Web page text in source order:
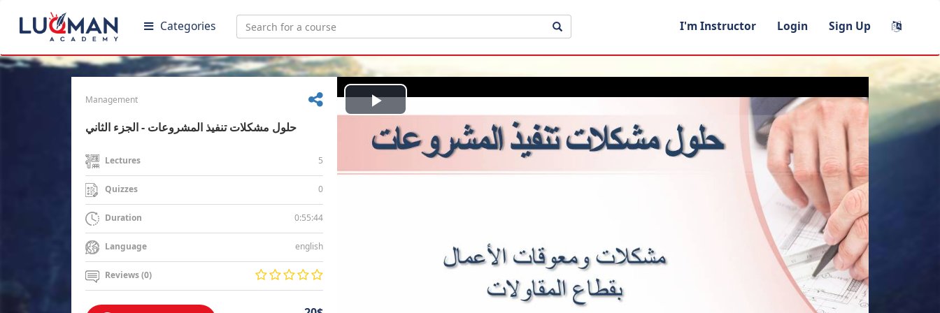
Categories I'm Instructor Login Sign Up
Management
حلول مشكلات تنفيذ المشروعات - الجزء الثاني
Lectures 5
Quizzes 0
Duration 0:55:44
Language english
Reviews (0)
Play
Video